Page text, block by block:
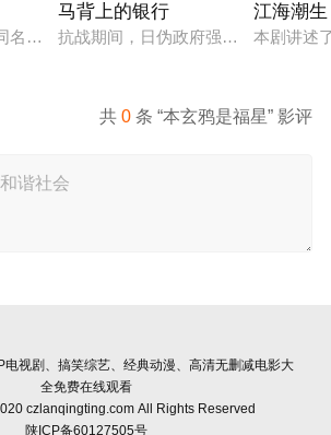
名小说，讲述了邻家女孩庞倩（苏晓彤 饰
马背上的银行
抗战期间，日伪政府强行推广、使用
江海潮生
本剧讲述
共0 条 “本玄鸦是福星” 影评
电视剧、搞笑综艺、经典动漫、高清无删减电影大
全免费在线观看
czlanqingting.com All Rights Reserved
陕ICP备60127505号